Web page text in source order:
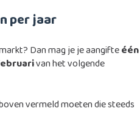
per jaar
Dan mag je je aangifteéén
van het volgende
vermeld moeten die steeds